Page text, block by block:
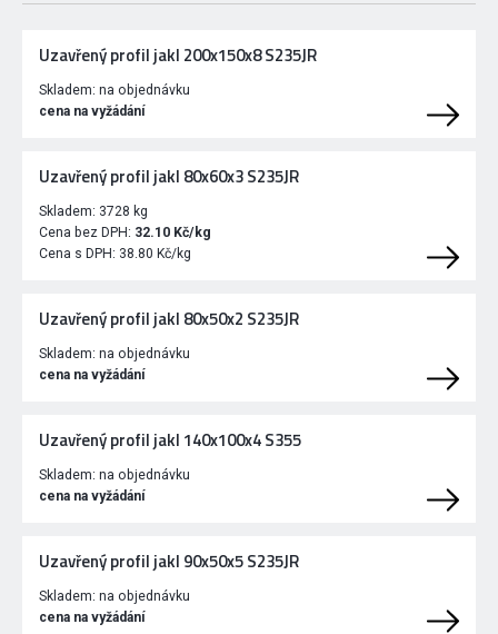
Uzavřený profil jakl 200x150x8 S235JR
Skladem: na objednávku
cena na vyžádání
Uzavřený profil jakl 80x60x3 S235JR
Skladem: 3728 kg
Cena bez DPH: 32.10 Kč/kg
Cena s DPH: 38.80 Kč/kg
Uzavřený profil jakl 80x50x2 S235JR
Skladem: na objednávku
cena na vyžádání
Uzavřený profil jakl 140x100x4 S355
Skladem: na objednávku
cena na vyžádání
Uzavřený profil jakl 90x50x5 S235JR
Skladem: na objednávku
cena na vyžádání